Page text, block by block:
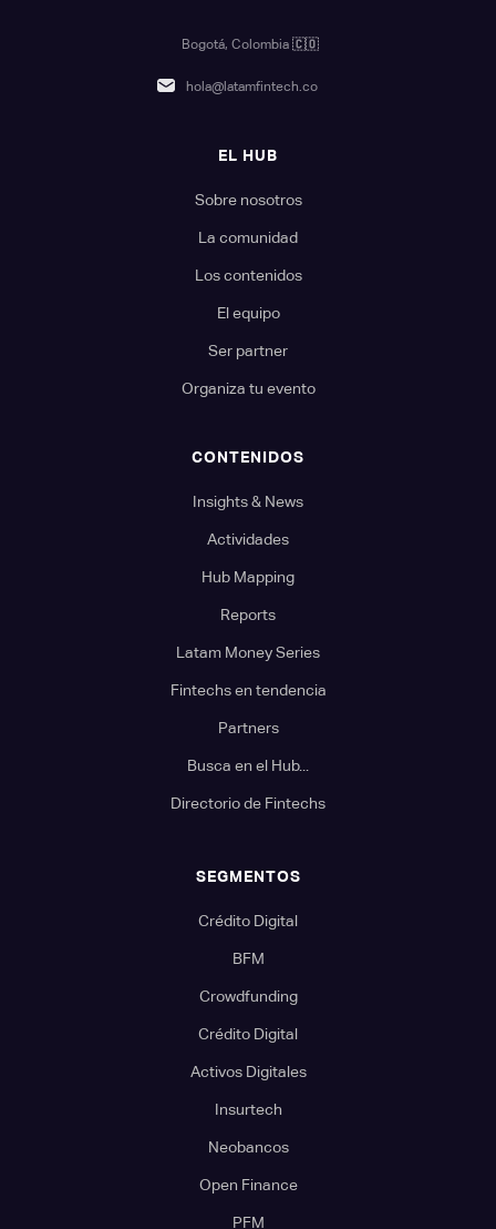
Bogotá, Colombia 🇨🇴
hola@latamfintech.co
EL HUB
Sobre nosotros
La comunidad
Los contenidos
El equipo
Ser partner
Organiza tu evento
CONTENIDOS
Insights & News
Actividades
Hub Mapping
Reports
Latam Money Series
Fintechs en tendencia
Partners
Busca en el Hub...
Directorio de Fintechs
SEGMENTOS
Crédito Digital
BFM
Crowdfunding
Crédito Digital
Activos Digitales
Insurtech
Neobancos
Open Finance
PFM